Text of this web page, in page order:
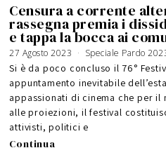
Censura a corrente
rassegna premia i
e tappa la bocca ai
27 Agosto 2023
A
g
s
o
2
0
2
Speciale Pardo
Si è da poco concluso il 76°
appuntamento inevitabile
appassionati di cinema che per
alle proiezioni, il festival
attivisti, politici e
Continua